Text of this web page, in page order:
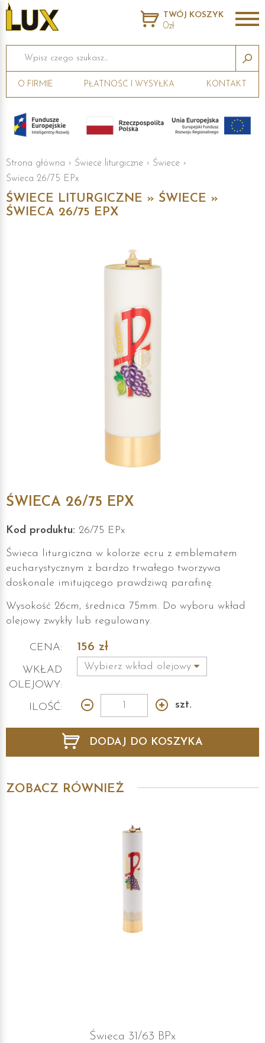
TWÓJ KOSZYK
0zł
Wpisz czego szukasz...
O FIRMIE PŁATNOŚĆ I WYSYŁKA KONTAKT
Strona główna › Świece liturgiczne › Świece ›
Świeca 26/75 EPx
ŚWIECE LITURGICZNE » ŚWIECE »
ŚWIECA 26/75 EPX
ŚWIECA 26/75 EPX
Kod produktu: 26/75 EPx
Świeca liturgiczna w kolorze ecru z emblematem
eucharystycznym z bardzo trwałego tworzywa
doskonale imitującego prawdziwą parafinę.
Wysokość 26cm, średnica 75mm. Do wyboru wkład
olejowy zwykły lub regulowany.
CENA: 156 zł
WKŁAD
OLEJOWY:
ILOŚĆ:
szt.
DODAJ DO KOSZYKA
ZOBACZ RÓWNIEŻ
Świeca 31/63 BPx